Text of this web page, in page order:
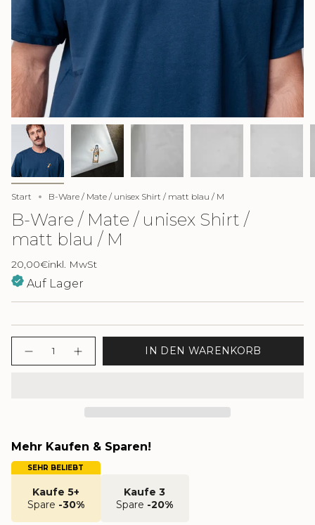
Start B-Ware / Mate / unisex Shirt / matt blau / M
B-Ware / Mate / unisex Shirt /
matt blau / M
20,00€inkl. MwSt
Auf Lager
IN DEN WARENKORB
Mehr Kaufen & Sparen!
SEHR BELIEBT
Kaufe 5+
Spare -30%
Kaufe 3
Spare -20%